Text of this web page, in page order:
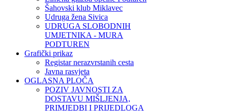
Šahovski klub Miklavec
Udruga žena Sivica
UDRUGA SLOBODNIH
UMJETNIKA - MURA
PODTUREN
Grafički prikaz
Registar nerazvrstanih cesta
Javna rasvjeta
OGLASNA PLOČA
POZIV JAVNOSTI ZA
DOSTAVU MIŠLJENJA,
PRIMJEDBI I PRIJEDLOGA